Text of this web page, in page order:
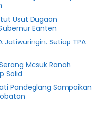
Usut Dugaan
Banten
Jatiwaringin: Setiap TPA
Masuk Ranah
Solid
Pandeglang Sampaikan